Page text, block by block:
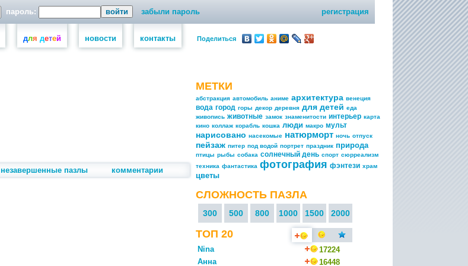
пароль: забыли пароль регистрация
для детей новости контакты Поделиться
незавершенные пазлы комментарии
МЕТКИ
абстракция автомобиль аниме архитектура венеция
вода город горы декор деревня для детей еда
живопись животные замок знаменитости интерьер карта
кино коллаж корабль кошка люди макро мульт
нарисовано насекомые натюрморт ночь отпуск
пейзаж питер под водой портрет праздник природа
птицы рыбы собака солнечный день спорт сюрреализм
техника фантастика фотография фэнтези храм
цветы
СЛОЖНОСТЬ ПАЗЛА
300 500 800 1000 1500 2000
ТОП 20
Nina
17224
Анна
16448